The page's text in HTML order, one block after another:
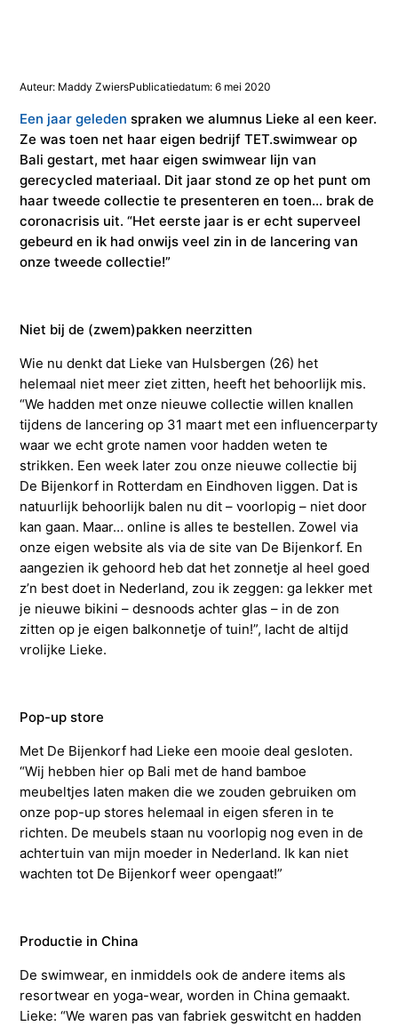
INretail Entrepreneur Award
Studiefinanciering
Algemene voorwaarden
Op kamers in Doorn
Studentenvereniging
DevelopmentLAB
Contactpersonen
Studieadvisering
Algemene voorwaarden
Op kamers in Doorn
Studentenvereniging
Doorstromen van MBO naar HBO | Ad
Let’s stay in touch
Vacatures in fashion
Werken bij TMO
Stagebedrijven
Samenwerkingspartners
Contact
Mijn TMO
Auteur: Maddy ZwiersPublicatiedatum: 6 mei 2020
Een jaar geleden spraken we alumnus Lieke al een keer.
Ze was toen net haar eigen bedrijf TET.swimwear op
Bali gestart, met haar eigen swimwear lijn van
gerecycled materiaal. Dit jaar stond ze op het punt om
haar tweede collectie te presenteren en toen… brak de
coronacrisis uit. “Het eerste jaar is er echt superveel
gebeurd en ik had onwijs veel zin in de lancering van
onze tweede collectie!”
Niet bij de (zwem)pakken neerzitten
Wie nu denkt dat Lieke van Hulsbergen (26) het
helemaal niet meer ziet zitten, heeft het behoorlijk mis.
“We hadden met onze nieuwe collectie willen knallen
tijdens de lancering op 31 maart met een influencerparty
waar we echt grote namen voor hadden weten te
strikken. Een week later zou onze nieuwe collectie bij
De Bijenkorf in Rotterdam en Eindhoven liggen. Dat is
natuurlijk behoorlijk balen nu dit – voorlopig – niet door
kan gaan. Maar… online is alles te bestellen. Zowel via
onze eigen website als via de site van De Bijenkorf. En
aangezien ik gehoord heb dat het zonnetje al heel goed
z’n best doet in Nederland, zou ik zeggen: ga lekker met
je nieuwe bikini – desnoods achter glas – in de zon
zitten op je eigen balkonnetje of tuin!”, lacht de altijd
vrolijke Lieke.
Pop-up store
Met De Bijenkorf had Lieke een mooie deal gesloten.
“Wij hebben hier op Bali met de hand bamboe
meubeltjes laten maken die we zouden gebruiken om
onze pop-up stores helemaal in eigen sferen in te
richten. De meubels staan nu voorlopig nog even in de
achtertuin van mijn moeder in Nederland. Ik kan niet
wachten tot De Bijenkorf weer opengaat!”
Productie in China
De swimwear, en inmiddels ook de andere items als
resortwear en yoga-wear, worden in China gemaakt.
Lieke: “We waren pas van fabriek geswitcht en hadden